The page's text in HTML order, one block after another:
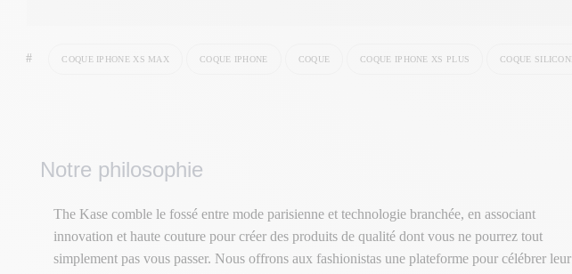
# COQUE IPHONE XS MAX COQUE IPHONE COQUE COQUE IPHONE XS PLUS COQUE
Notre philosophie
The Kase comble le fossé entre mode parisienne et technologie branchée, en associant
innovation et haute couture pour créer des produits de qualité dont vous ne pourrez tout
simplement pas vous passer. Nous offrons aux fashionistas une plateforme pour célébrer leur